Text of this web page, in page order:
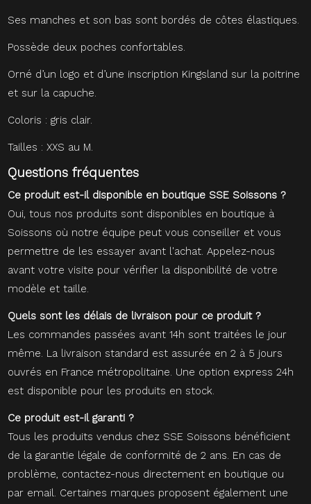
Ses manches et son bas sont bordés de côtes élastiques.
Possède deux poches confortables.
Orné d’un logo et d’une inscription Kingsland sur la poitrine
et sur la capuche.
Coloris : gris clair.
Tailles : XXS au M.
Questions fréquentes
Ce produit est-il disponible en boutique SSE Soissons ?
Oui, tous nos produits sont disponibles en boutique à
Soissons où notre équipe peut vous conseiller et vous
permettre de les essayer avant l'achat. Appelez-nous
avant votre visite pour vérifier la disponibilité de votre
modèle et taille.
Quels sont les délais de livraison pour ce produit ?
Les commandes passées avant 14h sont traitées le jour
même. La livraison standard est assurée en 2 à 5 jours
ouvrés en France métropolitaine. Une option express 24h
est disponible pour les produits en stock.
Ce produit est-il garanti ?
Tous les produits vendus chez SSE Soissons bénéficient
de la garantie légale de conformité de 2 ans. En cas de
problème, contactez-nous directement en boutique ou
par email. Certaines marques proposent également une